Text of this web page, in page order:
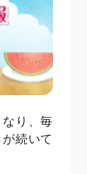
り、毎
続いて